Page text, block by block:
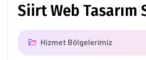
Siirt Web Tasarım
Hizmet Bölgelerimiz